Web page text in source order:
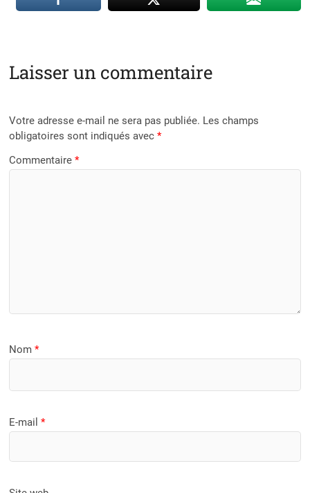
Laisser un commentaire
Votre adresse e-mail ne sera pas publiée. Les champs
obligatoires sont indiqués avec*
Commentaire*
Nom*
E-mail*